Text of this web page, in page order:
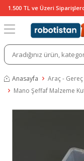
1.500 TL ve Üzeri
Anasayfa Araç - Gereç
Mano Şeffaf Malzeme